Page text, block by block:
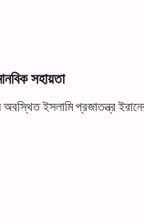
সহায়তা
ইসলামি প্রজাতন্ত্র